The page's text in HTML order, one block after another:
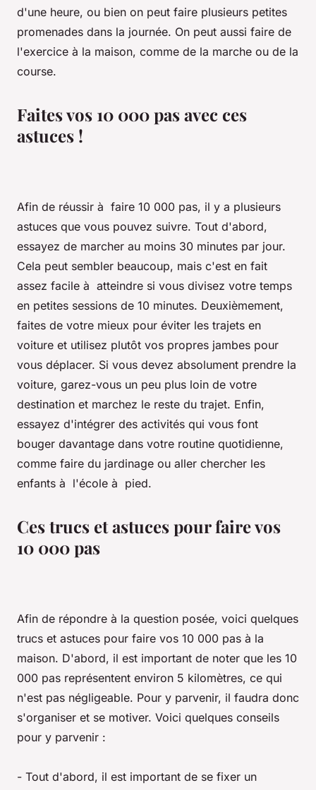
d'une heure, ou bien on peut faire plusieurs petites
promenades dans la journée. On peut aussi faire de
l'exercice à la maison, comme de la marche ou de la
course.
Faites vos 10 000 pas avec ces
astuces !
Afin de réussir à faire 10 000 pas, il y a plusieurs
astuces que vous pouvez suivre. Tout d'abord,
essayez de marcher au moins 30 minutes par jour.
Cela peut sembler beaucoup, mais c'est en fait
assez facile à atteindre si vous divisez votre temps
en petites sessions de 10 minutes. Deuxièmement,
faites de votre mieux pour éviter les trajets en
voiture et utilisez plutôt vos propres jambes pour
vous déplacer. Si vous devez absolument prendre la
voiture, garez-vous un peu plus loin de votre
destination et marchez le reste du trajet. Enfin,
essayez d'intégrer des activités qui vous font
bouger davantage dans votre routine quotidienne,
comme faire du jardinage ou aller chercher les
enfants à l'école à pied.
Ces trucs et astuces pour faire vos
10 000 pas
Afin de répondre à la question posée, voici quelques
trucs et astuces pour faire vos 10 000 pas à la
maison. D'abord, il est important de noter que les 10
000 pas représentent environ 5 kilomètres, ce qui
n'est pas négligeable. Pour y parvenir, il faudra donc
s'organiser et se motiver. Voici quelques conseils
pour y parvenir :
- Tout d'abord, il est important de se fixer un